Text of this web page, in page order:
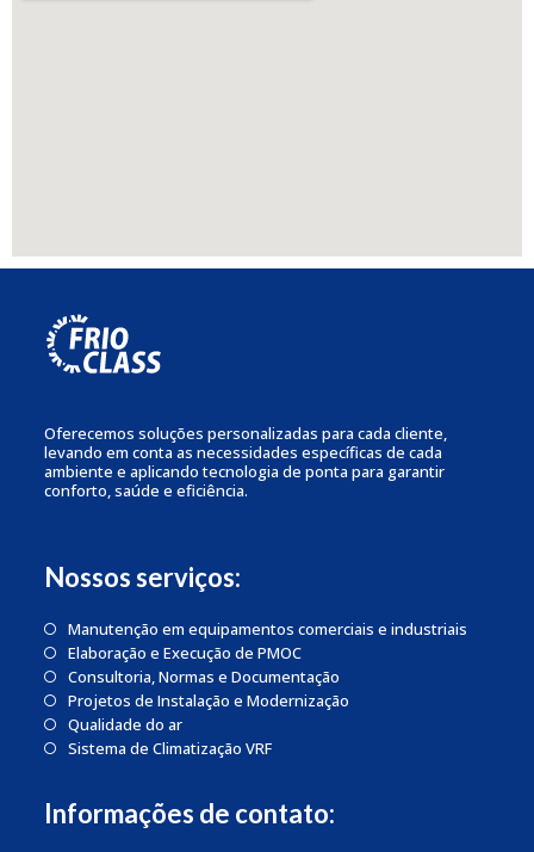
Oferecemos soluções personalizadas para cada cliente,
levando em conta as necessidades específicas de cada
ambiente e aplicando tecnologia de ponta para garantir
conforto, saúde e eficiência.
Nossos serviços:
Manutenção em equipamentos comerciais e industriais
Elaboração e Execução de PMOC
Consultoria, Normas e Documentação
Projetos de Instalação e Modernização
Qualidade do ar
Sistema de Climatização VRF
Informações de contato: